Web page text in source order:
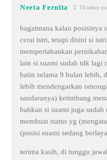
Neeta Fernita 10 tahun
bagaimana kalau posisinya
cerai istri, tetapi disini si
mempertahankan
lain si suami sudah tdk lagi
batin selama 9 bulan lebih,
lebih mendengarkan
saudaranya) ketimbang
bahkan si suami juga
membuat status yg
(posisi suami sedang
terima kasih, di tunggu